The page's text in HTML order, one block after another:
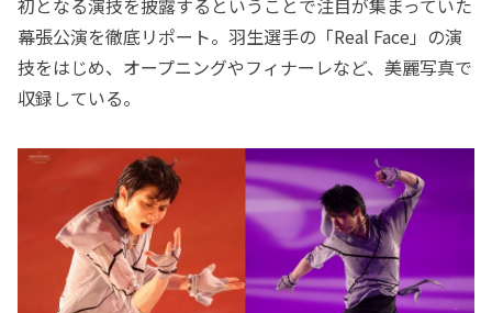
初となる演技を披露するということで注目が集まっていた
幕張公演を徹底リポート。羽生選手の「Real Face」の演
技をはじめ、オープニングやフィナーレなど、美麗写真で
収録している。